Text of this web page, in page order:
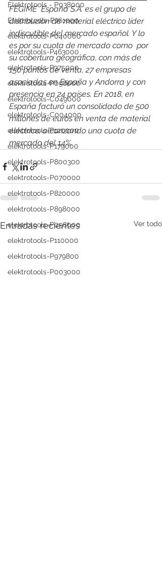
Elektrotools - P038000
Elektrotools-P761000
elektrotools-P040000
elektrotools-P463000
elektrotools-P375000
elektrotools-P098000
elektrotools-C049000
elektrotools-C004000
elektrotools-P120000
elektrotools-P179000
elektrotools-P800300
elektrotools-P070000
elektrotools-P820000
elektrotools-P898000
elektrotools-P058000
elektrotools-P110000
elektrotools-P979800
elektrotools-P003000
FEGIME  España S.A. es el grupo de
distribución de material eléctrico líder
indiscutible del mercado español. Y lo
es por su cuota de mercado como  por
su cobertura geográfica, con más de
150 puntos de venta, 27 empresas
asociadas en España y Andorra y con
presencia en 24 países. En 2018, en
España facturó un consolidado de 500
millones de euros en venta de material
eléctrico, alcanzando una cuota de
mercado del 14%.
Entradas recientes Ver todo